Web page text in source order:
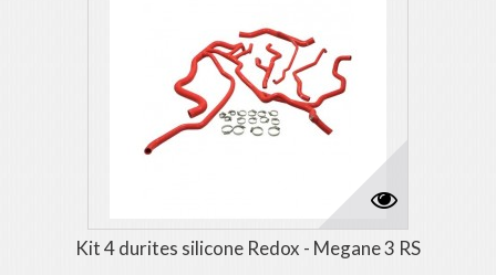
Kit 4 durites silicone Redox - Megane 3 RS